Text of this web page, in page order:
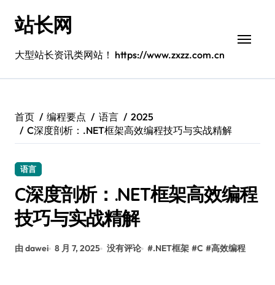
站长网
大型站长资讯类网站！ https://www.zxzz.com.cn
首页 编程要点 语言
2025
C深度剖析：.NET框架高效编程技巧与实战精解
语言
C深度剖析：.NET框架高效编程
技巧与实战精解
由 dawei 8 月 7, 2025 没有评论 #.NET框架 #C #高效编程